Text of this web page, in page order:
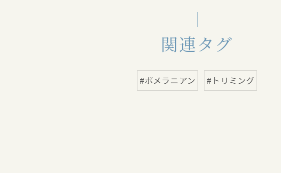
関連タグ
#ポメラニアン #トリミング